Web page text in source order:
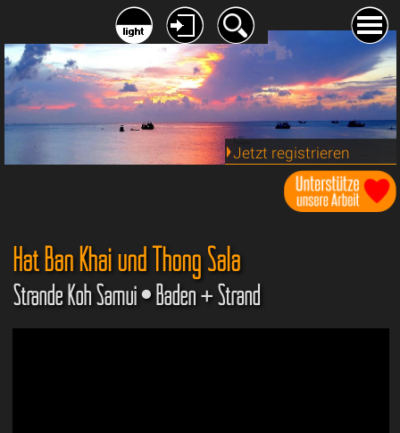
Jetzt registrieren
Hat Ban Khai und Thong Sala
Strände Koh Samui • Baden + Strand